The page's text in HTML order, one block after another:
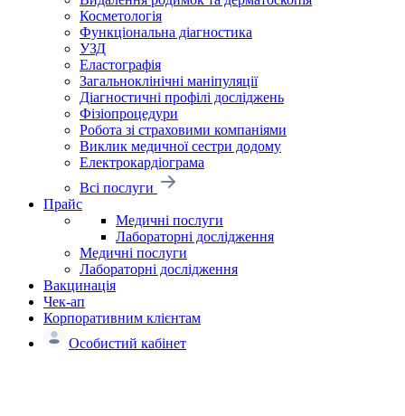
Косметологія
Функціональна діагностика
УЗД
Еластографія
Загальноклінічні маніпуляції
Діагностичні профілі досліджень
Фізіопроцедури
Робота зі страховими компаніями
Виклик медичної сестри додому
Електрокардіограма
Всі послуги
Прайс
Медичні послуги
Лабораторні дослідження
Медичні послуги
Лабораторні дослідження
Вакцинація
Чек-ап
Корпоративним клієнтам
Особистий кабінет